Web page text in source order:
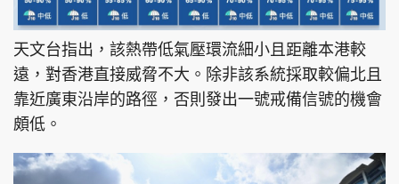
天文台指出，該熱帶低氣壓環流細小且距離本港較
遠，對香港直接威脅不大。除非該系統採取較偏北且
靠近廣東沿岸的路徑，否則發出一號戒備信號的機會
頗低。